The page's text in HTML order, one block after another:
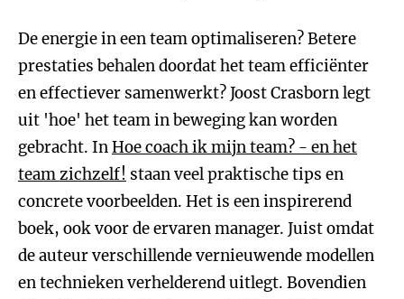
De energie in een team optimaliseren? Betere
prestaties behalen doordat het team efficiënter
en effectiever samenwerkt? Joost Crasborn legt
uit 'hoe' het team in beweging kan worden
gebracht. InHoe coach ik mijn team? - en het
team zichzelf! staan veel praktische tips en
concrete voorbeelden. Het is een inspirerend
boek, ook voor de ervaren manager. Juist omdat
de auteur verschillende vernieuwende modellen
en technieken verhelderend uitlegt. Bovendien